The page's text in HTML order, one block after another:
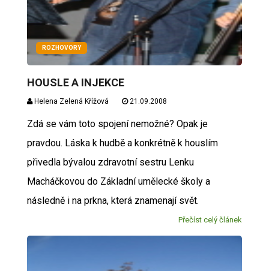
ROZHOVORY
HOUSLE A INJEKCE
Helena Zelená Křížová 21.09.2008
Zdá se vám toto spojení nemožné? Opak je
pravdou. Láska k hudbě a konkrétně k houslím
přivedla bývalou zdravotní sestru Lenku
Macháčkovou do Základní umělecké školy a
následně i na prkna, která znamenají svět.
Přečíst celý článek